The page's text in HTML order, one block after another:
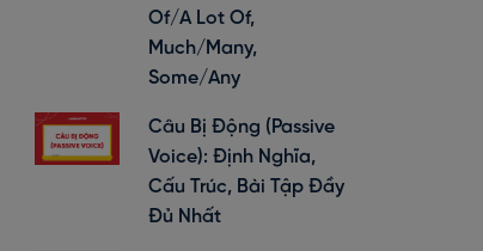
Of/A Lot Of,
Much/Many,
Some/Any
Câu Bị Động (Passive
Voice): Định Nghĩa,
Cấu Trúc, Bài Tập Đầy
Đủ Nhất